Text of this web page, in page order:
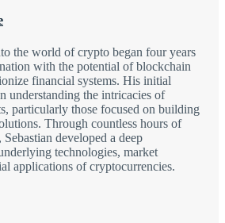
the world of crypto began four years
with the potential of blockchain
financial systems. His initial
understanding the intricacies of
particularly those focused on building
Through countless hours of
developed a deep
technologies, market
applications of cryptocurrencies.